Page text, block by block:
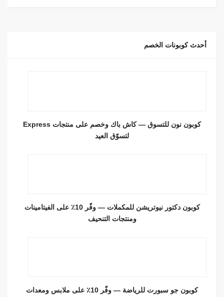
أحدث كوبونات الخصم
كوبون نون للتسوق — كاش باك وخصم على منتجات Express
لتسوّق العيد
كوبون دكتور نيوتريشن للمكملات — وفّر 10٪ على الفيتامينات
ومنتجات التنحيف
كوبون جو سبورت للرياضة — وفّر 10٪ على ملابس ومعدات